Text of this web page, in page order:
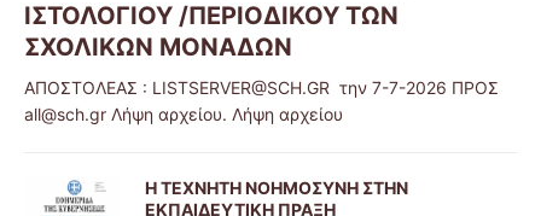
ΙΣΤΟΛΟΓΙΟΥ /ΠΕΡΙΟΔΙΚΟΥ ΤΩΝ
ΣΧΟΛΙΚΩΝ ΜΟΝΑΔΩΝ
ΑΠΟΣΤΟΛΕΑΣ : LISTSERVER@SCH.GR την 7-7-2026 ΠΡΟΣ
all@sch.gr Λήψη αρχείου. Λήψη αρχείου
Η ΤΕΧΝΗΤΗ ΝΟΗΜΟΣΥΝΗ ΣΤΗΝ
ΕΚΠΑΙΔΕΥΤΙΚΗ ΠΡΑΞΗ